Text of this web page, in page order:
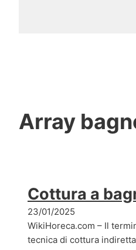
Array
Cottura a
23/01/2025
WikiHoreca.com – Il
tecnica di cottura